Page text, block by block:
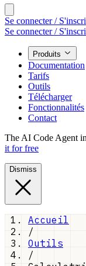
Se connecter /
Se connecter /
Produits
Documentation
Tarifs
Outils
Télécharger
Fonctionnalités
Contact
The AI Code Agent
it for free
Dismiss
Accueil
/
Outils
/